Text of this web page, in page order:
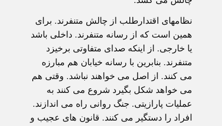
نظامهای اقتدارطلب از چالش متنفرند. برای
همین است که از رسانه متنفرند. داخلی باشد
یا خارجی. از اینکه صدای متفاوتی برخیزد
متنفرند. بنابرین با رسانه خیابان هم مبارزه
می کنند. از اصل می خواهند نباشد. وقتی هم
می خواهد شکل بگیرد شروع می کنند به
عملیات پارازیتی. جنگ روانی راه می اندازند.
افراد را دستگیر می کنند. قانون های عجیب و